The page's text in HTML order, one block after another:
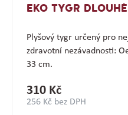
EKO TYGR
Plyšový tygr určený pro
zdravotní nezávadnosti:
33 cm.
310 Kč
256 Kč bez DPH